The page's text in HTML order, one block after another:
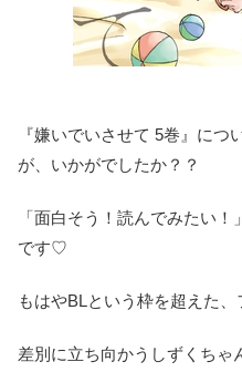
『嫌いでいさせて 5巻』につ
が、いかがでしたか？？
「面白そう！読んでみたい
です♡
もはやBLという枠を超えた、
差別に立ち向かうしずくちゃ